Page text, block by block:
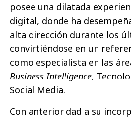
posee una dilatada
digital, donde ha
alta dirección durante los
convirtiéndose en un
como especialista en las
Business Intelligence,
Social Media.
Con anterioridad a su